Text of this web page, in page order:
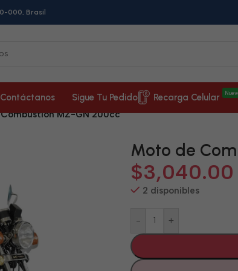
000, Brasil
Contáctanos Sigue Tu Pedido Recarga Celular
MZ-GN 200cc
Moto de
$3,040.00
2 disponibles
- +